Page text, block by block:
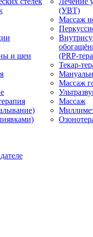
и шеи
(УВТ)
Массаж
(PRP-
Текар-
Массаж
Массаж